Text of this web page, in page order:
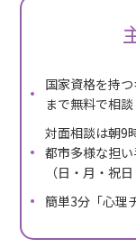
国家資格を持
まで無料で相談
対面相談は朝9
都市多様な担
（日・月・祝
簡単3分「心理